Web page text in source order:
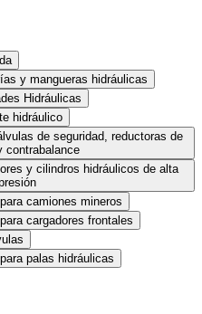
y mangueras hidráulicas
Hidráulicas
hidráulico
de seguridad, reductoras de
contrabalance
y cilindros hidráulicos de alta
camiones mineros
cargadores frontales
palas hidráulicas